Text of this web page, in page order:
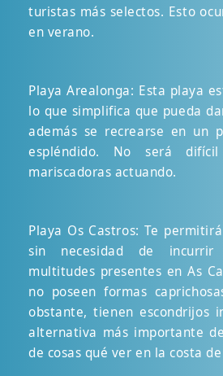
turistas más selectos. Esto
en verano.
Playa Arealonga: Esta playa
lo que simplifica que pueda
además se recrearse en un
espléndido. No será
mariscadoras actuando.
Playa Os Castros: Te
sin necesidad de
multitudes presentes en As
no poseen formas
obstante, tienen escondrijos
alternativa más importante
de cosas qué ver en la costa